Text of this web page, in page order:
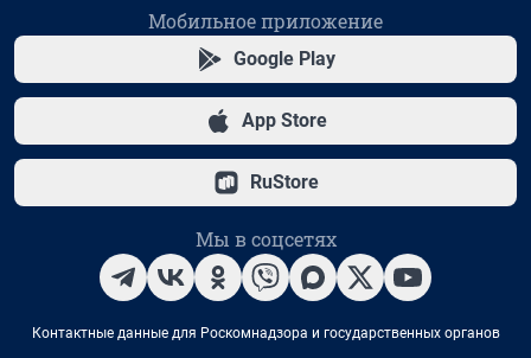
Мобильное приложение
Google Play
App Store
RuStore
Мы в соцсетях
Контактные данные для Роскомнадзора и государственных органов